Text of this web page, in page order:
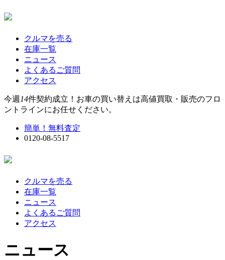
クルマを売る
在庫一覧
ニュース
よくあるご質問
アクセス
今週 14件契約成立！お車の買い替えは高値買取・販売のフロ
ントラインにお任せください。
簡単！無料査定
0120-08-5517
クルマを売る
在庫一覧
ニュース
よくあるご質問
アクセス
ニュース